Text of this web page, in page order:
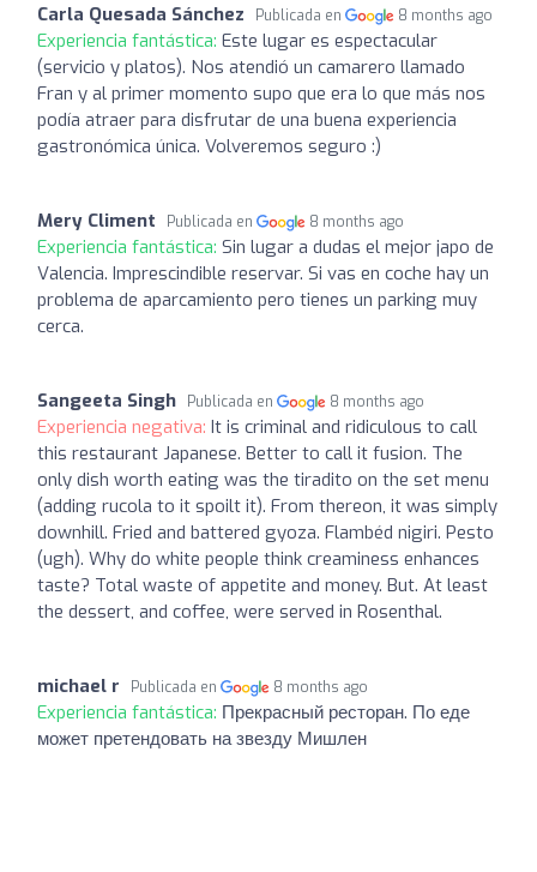
Carla Quesada Sánchez Publicada en 8 months ago
Experiencia fantástica: Este lugar es espectacular
(servicio y platos). Nos atendió un camarero llamado
Fran y al primer momento supo que era lo que más nos
podía atraer para disfrutar de una buena experiencia
gastronómica única. Volveremos seguro :)
Mery Climent Publicada en 8 months ago
Experiencia fantástica: Sin lugar a dudas el mejor japo de
Valencia. Imprescindible reservar. Si vas en coche hay un
problema de aparcamiento pero tienes un parking muy
cerca.
Sangeeta Singh Publicada en 8 months ago
Experiencia negativa: It is criminal and ridiculous to call
this restaurant Japanese. Better to call it fusion. The
only dish worth eating was the tiradito on the set menu
(adding rucola to it spoilt it). From thereon, it was simply
downhill. Fried and battered gyoza. Flambéd nigiri. Pesto
(ugh). Why do white people think creaminess enhances
taste? Total waste of appetite and money. But. At least
the dessert, and coffee, were served in Rosenthal.
michael r Publicada en 8 months ago
Experiencia fantástica: Прекрасный ресторан. По еде
может претендовать на звезду Мишлен